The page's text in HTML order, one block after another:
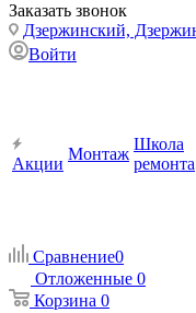
Заказать звонок
Дзержинский,
Войти
Акции
Монтаж
Школа
ремонта
Сравнение0
Отложенные 0
Корзина 0